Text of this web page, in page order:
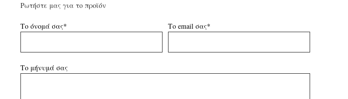
Ρωτήστε μας για το προϊόν
Το όνομά σας* Το email σας*
Το μήνυμά σας